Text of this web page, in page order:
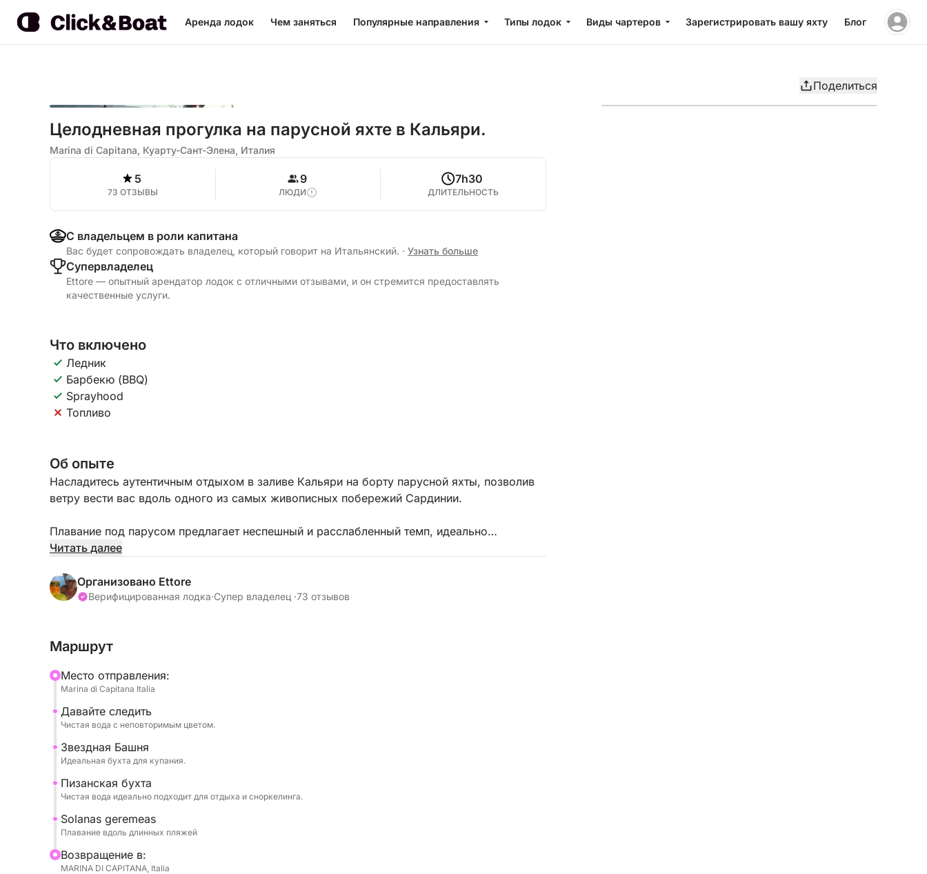
Аренда лодок Чем заняться Популярные направления Типы лодок Виды чартеров Зарегистрировать вашу яхту Блог
Поделиться
Целодневная прогулка на парусной яхте в Кальяри.
Marina di Capitana, Куарту-Сант-Элена, Италия
5
73 ОТЗЫВЫ
9
ЛЮДИ
7h30
ДЛИТЕЛЬНОСТЬ
С владельцем в роли капитана
Вас будет сопровождать владелец, который говорит на Итальянский. · Узнать больше
Cупервладелец
Ettore — опытный арендатор лодок с отличными отзывами, и он стремится предоставлять
качественные услуги.
Что включено
Ледник
Барбекю (BBQ)
Sprayhood
Топливо
Об опыте
Насладитесь аутентичным отдыхом в заливе Кальяри на борту парусной яхты, позволив
ветру вести вас вдоль одного из самых живописных побережий Сардинии.
Плавание под парусом предлагает неспешный и расслабленный темп, идеально
подходящий для тех, кто хочет отвлечься от повседневной суеты и полностью
ветром в парусах и захватывающими видами.
и «Дьявольское седло» — культовый символ Кальяри. Чистые воды идеально подходят
На борту вы сможете расслабиться на солнце, насладиться морским бризом и ощутить
море в полной тишине. Темп гибкий и расслабленный, с достаточным временем,
посвященным отдыху и открытиям.
Идеально подходит для пар, семей или небольших групп, это прекрасный вариант для
тех, кто ищет аутентичности, природы и свободы.
Забронируйте сейчас на Click&Boat и совершите путешествие по Кальяри под парусом.
Читать далее
Организовано Ettore
Верифицированная лодка·Супер владелец ·73 отзывов
Маршрут
Mесто отправления:
Marina di Capitana Italia
Давайте следить
Чистая вода с неповторимым цветом.
Звездная Башня
Идеальная бухта для купания.
Пизанская бухта
Чистая вода идеально подходит для отдыха и сноркелинга.
Solanas geremeas
Плавание вдоль длинных пляжей
Bозвращение в:
MARINA DI CAPITANA, Italia